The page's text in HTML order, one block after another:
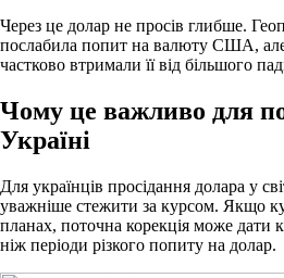
Через це долар не просів глибше.
послабила попит на валюту США, але
частково втримали її від більшого
Чому це важливо для
Україні
Для українців просідання долара у
уважніше стежити за курсом. Якщо
планах, поточна корекція може дати
ніж періоди різкого попиту на долар.